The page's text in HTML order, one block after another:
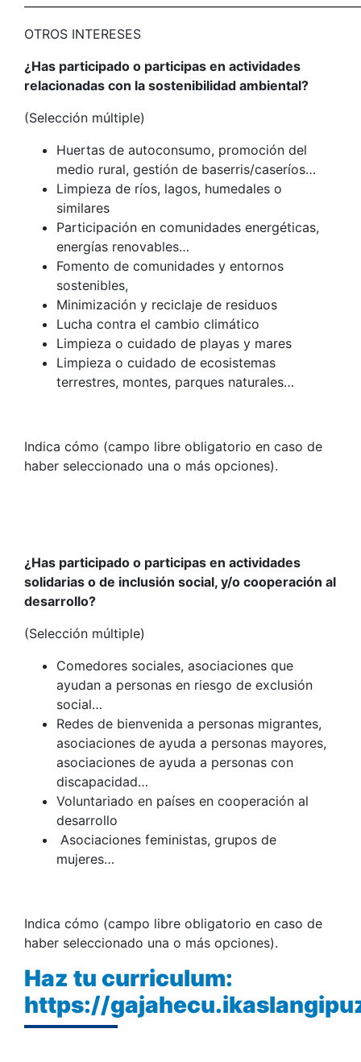
OTROS INTERESES
¿Has participado o participas en actividades
relacionadas con la sostenibilidad ambiental?
(Selección múltiple)
Huertas de autoconsumo, promoción del
medio rural, gestión de baserris/caseríos…
Limpieza de ríos, lagos, humedales o
similares
Participación en comunidades energéticas,
energías renovables…
Fomento de comunidades y entornos
sostenibles,
Minimización y reciclaje de residuos
Lucha contra el cambio climático
Limpieza o cuidado de playas y mares
Limpieza o cuidado de ecosistemas
terrestres, montes, parques naturales…
Indica cómo (campo libre obligatorio en caso de
haber seleccionado una o más opciones).
¿Has participado o participas en actividades
solidarias o de inclusión social, y/o cooperación al
desarrollo?
(Selección múltiple)
Comedores sociales, asociaciones que
ayudan a personas en riesgo de exclusión
social…
Redes de bienvenida a personas migrantes,
asociaciones de ayuda a personas mayores,
asociaciones de ayuda a personas con
discapacidad…
Voluntariado en países en cooperación al
desarrollo
Asociaciones feministas, grupos de
mujeres…
Indica cómo (campo libre obligatorio en caso de
haber seleccionado una o más opciones).
Haz tu curriculum:
https://